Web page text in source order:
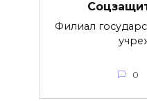
Филиал
0